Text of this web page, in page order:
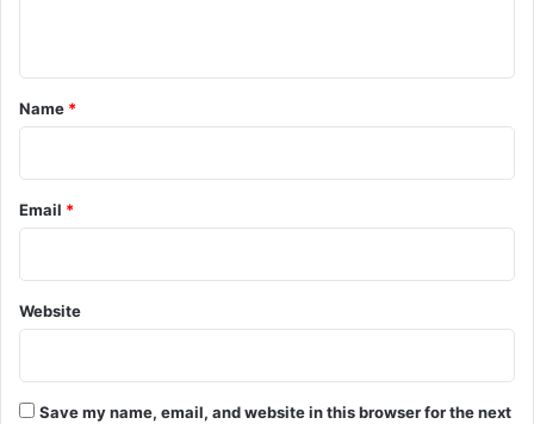
*
Name *
Email *
Website
Save my name, email, and website in this browser for the next